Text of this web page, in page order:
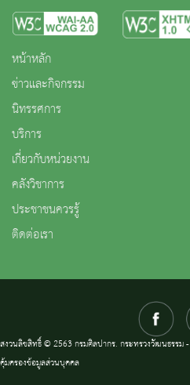
หน้าหลัก
ข่าวและกิจกรรม
นิทรรศการ
บริการ
เกี่ยวกับหน่วยงาน
คลังวิชาการ
ประชาชนควรรู้
ติดต่อเรา
สงวนลิขสิทธิ์ © 2563 กรมศิลปากร. กระทรวงวัฒนธรรม -
คุ้มครองข้อมูลส่วนบุคคล